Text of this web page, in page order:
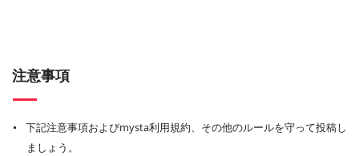
注意事項
下記注意事項およびmysta利用規約、その他のルールを守って投稿し
ましょう。